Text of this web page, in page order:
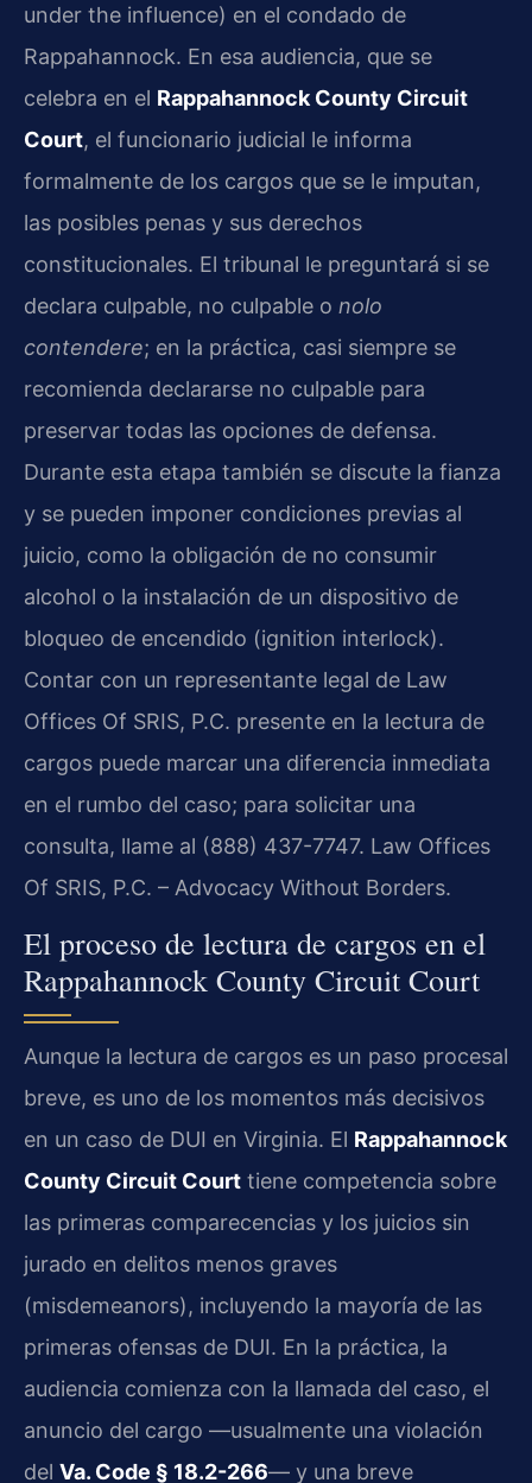
under the influence) en el condado de
Rappahannock. En esa audiencia, que se
celebra en el Rappahannock County Circuit
Court, el funcionario judicial le informa
formalmente de los cargos que se le imputan,
las posibles penas y sus derechos
constitucionales. El tribunal le preguntará si se
declara culpable, no culpable o nolo
contendere; en la práctica, casi siempre se
recomienda declararse no culpable para
preservar todas las opciones de defensa.
Durante esta etapa también se discute la fianza
y se pueden imponer condiciones previas al
juicio, como la obligación de no consumir
alcohol o la instalación de un dispositivo de
bloqueo de encendido (ignition interlock).
Contar con un representante legal de Law
Offices Of SRIS, P.C. presente en la lectura de
cargos puede marcar una diferencia inmediata
en el rumbo del caso; para solicitar una
consulta, llame al (888) 437-7747. Law Offices
Of SRIS, P.C. – Advocacy Without Borders.
El proceso de lectura de cargos en el
Rappahannock County Circuit Court
Aunque la lectura de cargos es un paso procesal
breve, es uno de los momentos más decisivos
en un caso de DUI en Virginia. El Rappahannock
County Circuit Court tiene competencia sobre
las primeras comparecencias y los juicios sin
jurado en delitos menos graves
(misdemeanors), incluyendo la mayoría de las
primeras ofensas de DUI. En la práctica, la
audiencia comienza con la llamada del caso, el
anuncio del cargo —usualmente una violación
del Va. Code § 18.2-266— y una breve